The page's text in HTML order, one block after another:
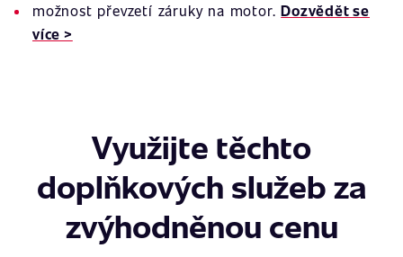
možnost převzetí záruky na motor.Dozvědět se
více >
Využijte těchto
doplňkových služeb za
zvýhodněnou cenu